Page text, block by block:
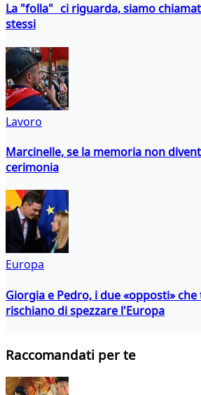
La "folla" ci riguarda, siamo
stessi
Lavoro
Marcinelle, se la memoria non
cerimonia
Europa
Giorgia e Pedro, i due «opposti»
rischiano di spezzare l'Europa
Raccomandati per te